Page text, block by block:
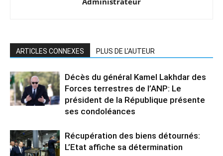
ARTICLES CONNEXES PLUS DE L'AUTEUR
Décès du général Kamel Lakhdar des
Forces terrestres de l’ANP: Le
président de la République présente
ses condoléances
Récupération des biens détournés:
L’Etat affiche sa détermination